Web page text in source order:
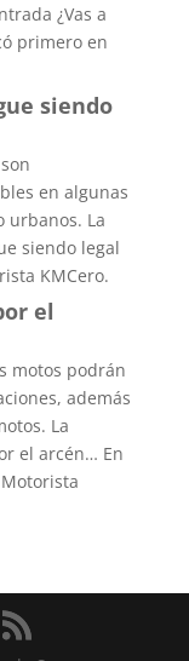
¿Vas a
primero en
siendo
en algunas
urbanos. La
siendo legal
KMCero.
el
motos podrán
además
La
el arcén… En